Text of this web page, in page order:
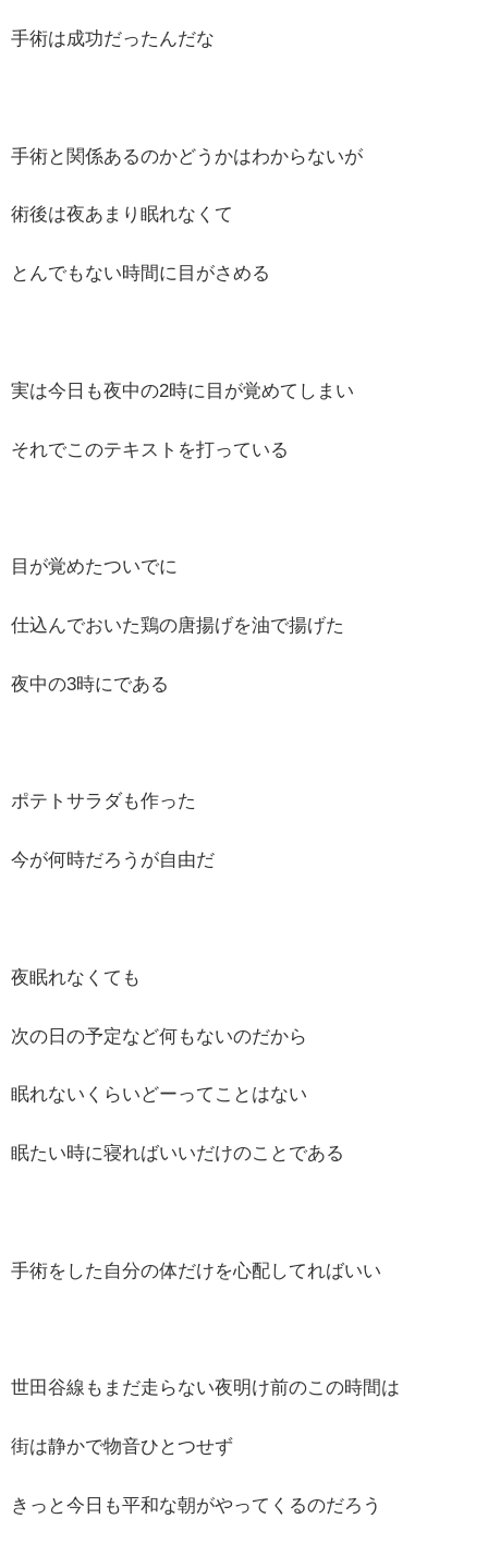
手術は成功だったんだな
手術と関係あるのかどうかはわからないが
術後は夜あまり眠れなくて
とんでもない時間に目がさめる
実は今日も夜中の2時に目が覚めてしまい
それでこのテキストを打っている
目が覚めたついでに
仕込んでおいた鶏の唐揚げを油で揚げた
夜中の3時にである
ポテトサラダも作った
今が何時だろうが自由だ
夜眠れなくても
次の日の予定など何もないのだから
眠れないくらいどーってことはない
眠たい時に寝ればいいだけのことである
手術をした自分の体だけを心配してればいい
世田谷線もまだ走らない夜明け前のこの時間は
街は静かで物音ひとつせず
きっと今日も平和な朝がやってくるのだろう